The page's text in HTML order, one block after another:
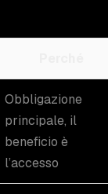
Obbligazione
principale, il
beneficio è
l’accesso